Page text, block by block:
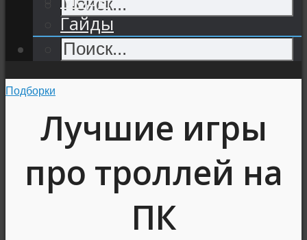
Гайды
Подборки
Лучшие игры
про троллей на
ПК